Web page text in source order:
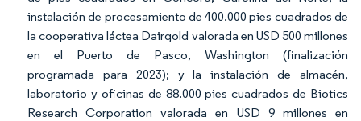
instalación de procesamiento de 400.000 pies cuadrados de
la cooperativa láctea Dairgold valorada en USD 500 millones
en el Puerto de Pasco, Washington (finalización
programada para 2023); y la instalación de almacén,
laboratorio y oficinas de 88.000 pies cuadrados de Biotics
Research Corporation valorada en USD 9 millones en